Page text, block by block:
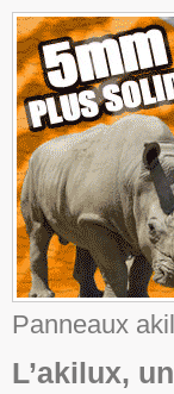
Panneaux
L’akilux,